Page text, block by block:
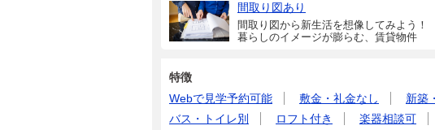
間取り図あり
間取り図から新生活を想像してみよう！
暮らしのイメージが膨らむ、賃貸物件
特徴
Webで見学予約可能
敷金・礼金なし 新築
バス・トイレ別
ロフト付き 楽器相談可